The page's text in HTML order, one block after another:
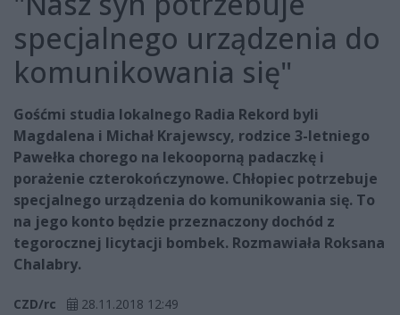
specjalnego urządzenia do
komunikowania się"
Gośćmi studia lokalnego Radia Rekord byli
Magdalena i Michał Krajewscy, rodzice 3-letniego
Pawełka chorego na lekooporną padaczkę i
porażenie czterokończynowe. Chłopiec potrzebuje
specjalnego urządzenia do komunikowania się. To
na jego konto będzie przeznaczony dochód z
tegorocznej licytacji bombek. Rozmawiała Roksana
Chalabry.
CZD/rc 28.11.2018 12:49